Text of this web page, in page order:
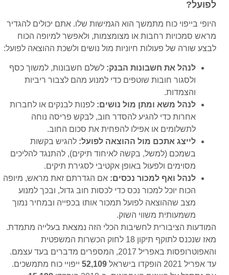
לפועל?
היופי בייפוי כוח מתמשך הוא הגמישות שלו. אתם יכולים להגדיר
מראש סמכויות רחבות או מצומצמות, ולאפשר למיופה הכוח
לבצע שורה של פעולות חיוניות מול נושים ולשכת ההוצאה לפועל:
לנהל את חשבונות הבנק: לשלם חשבונות, למשוך כסף
ולסגור חובות שוטפים כדי למנוע מהם לצבור ריביות
והצמדות.
לנהל משא ומתן מול נושים: לפנות לבנקים או לחברות
אחרות כדי להגיע להסדר חוב, לבקש פריסה נוחה
לתשלומים או אפילו להפחית את סכום החוב.
לייצג אתכם מול ההוצאה לפועל: להגיש בקשות
בשמכם (למשל, בקשה לאיחוד תיקים), להתנגד להליכים
מסוימים ולפעול באופן אקטיבי לסגירת תיקים.
לנהל ואף למכור נכסים: אם הגדרתם זאת מראש, מיופה
הכוח יוכל למכור נכס כדי לכסות חוב גדול, ובכך למנוע
מצב שההוצאה לפועל תמכור אותו בכפייה ובמחיר נמוך
משמעותית משווי השוק.
המודעות הציבורית לחשיבות הכלי הזה נמצאת בעלייה מתמדת.
מאז שנכנס לתוקף תיקון 18 לחוק הכשרות המשפטית
והאפוטרופסות באפריל 2017, המספרים מדברים בעד עצמם.
עד אפריל 2021 הופקדו בישראל
52,109 ייפויי כוח מתמשכים.